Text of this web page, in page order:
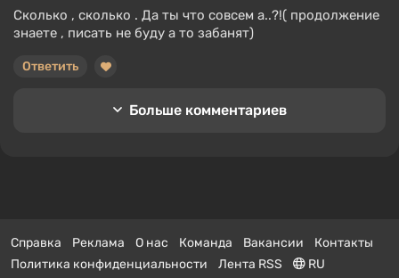
Сколько , сколько . Да ты что совсем а..?!( продолжение
знаете , писать не буду а то забанят)
Ответить
Больше комментариев
Справка Реклама О нас Команда Вакансии
Контакты
Политика конфиденциальности
Лента RSS RU